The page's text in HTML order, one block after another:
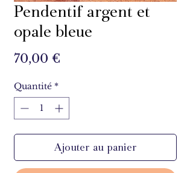
Pendentif argent et
opale bleue
70,00 €
Quantité *
Ajouter au panier